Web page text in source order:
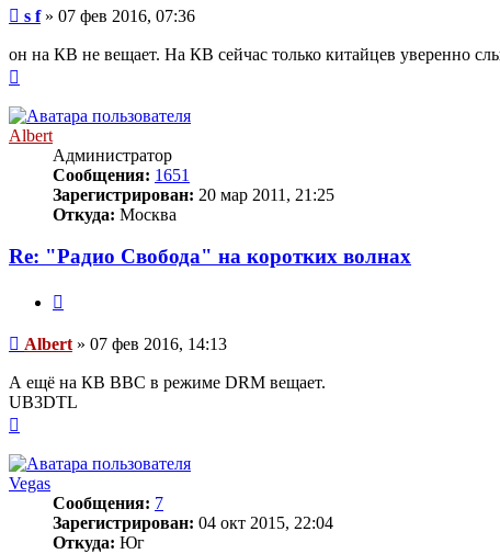
Сообщение
s f» 07 фев 2016, 07:36
он на КВ не вещает. На КВ сейчас только китайцев уверенно
началу
Albert
Администратор
Сообщения: 1651
Зарегистрирован: 20 мар 2011, 21:25
Откуда: Москва
Re: "Радио Свобода" на коротких волнах
Сообщение
Albert » 07 фев 2016, 14:13
А ещё на КВ BBC в режиме DRM вещает.
UB3DTL
началу
Vegas
Сообщения: 7
Зарегистрирован: 04 окт 2015, 22:04
Откуда: Юг